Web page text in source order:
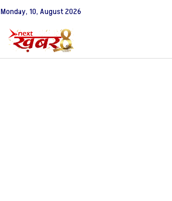
Monday, 10, August 2026